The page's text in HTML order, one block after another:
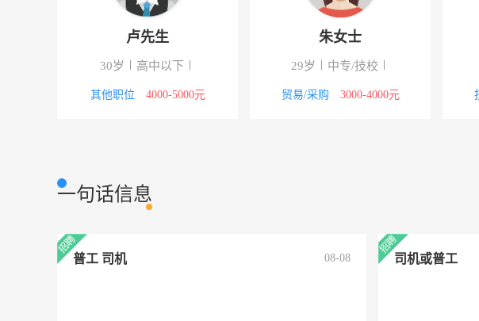
高尔夫专卖店店员 其它类型 海口文轩高尔夫服务有限公司
其它类型 海南程锦网络科技有限公司
总经理助理 其它类型 海南新卫生物科技有限公司
卢先生
30岁 高中以下
其他职位 4000-5000元
朱女士
29岁 中专/技校
贸易/采购 3000-4000元
一句话信息
普工 司机 08-08 司机或普工